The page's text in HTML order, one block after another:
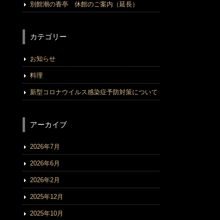
別館潮の香亭 休館のご案内（延長）
カテゴリー
お知らせ
料理
新型コロナウイルス感染症予防対策について
アーカイブ
2026年7月
2026年6月
2026年2月
2025年12月
2025年10月